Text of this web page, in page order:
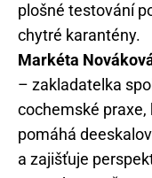
plošné testování
chytré karantény.
Markéta
– zakladatelka
cochemské
pomáhá
a zajišťuje